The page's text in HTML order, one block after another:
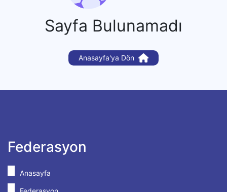
Sayfa Bulunamadı
Anasayfa'ya Dön
Federasyon
Anasayfa